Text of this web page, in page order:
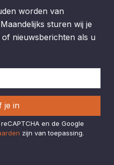
worden van
sturen wij je
nieuwsberichten als u
je in
en de Google
zijn van toepassing.